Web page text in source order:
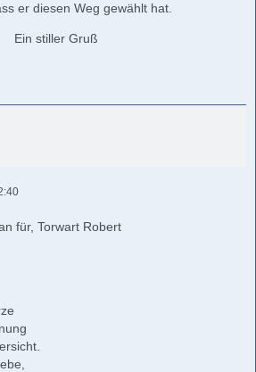
er diesen Weg gewählt hat.
Ein stiller Gruß
für, Torwart Robert